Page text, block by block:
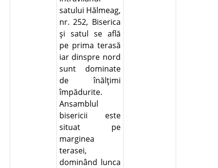
satului Hălmeag,
nr. 252, Biserica
şi satul se află
pe prima terasă
iar dinspre nord
sunt dominate
de înălţimi
împădurite.
Ansamblul
bisericii este
situat pe
marginea
terasei,
dominând lunca